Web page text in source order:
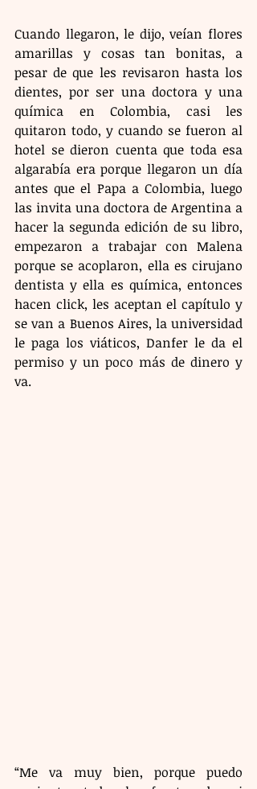
Cuando llegaron, le dijo, veían flores
amarillas y cosas tan bonitas, a
pesar de que les revisaron hasta los
dientes, por ser una doctora y una
química en Colombia, casi les
quitaron todo, y cuando se fueron al
hotel se dieron cuenta que toda esa
algarabía era porque llegaron un día
antes que el Papa a Colombia, luego
las invita una doctora de Argentina a
hacer la segunda edición de su libro,
empezaron a trabajar con Malena
porque se acoplaron, ella es cirujano
dentista y ella es química, entonces
hacen click, les aceptan el capítulo y
se van a Buenos Aires, la universidad
le paga los viáticos, Danfer le da el
permiso y un poco más de dinero y
va.
“Me va muy bien, porque puedo